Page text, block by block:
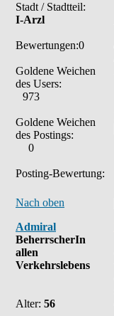
Stadt / Stadtteil:
I-Arzl
Bewertungen:0
Goldene Weichen
des Users:
973
Goldene Weichen
des Postings:
0
Posting-Bewertung:
Nach oben
Admiral
BeherrscherIn
allen
Verkehrslebens
Alter: 56